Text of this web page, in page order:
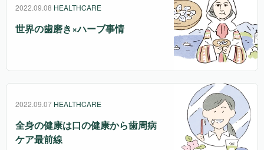
2022.09.08 HEALTHCARE
世界の歯磨き×ハーブ事情
2022.09.07 HEALTHCARE
全身の健康は口の健康から歯周病
ケア最前線